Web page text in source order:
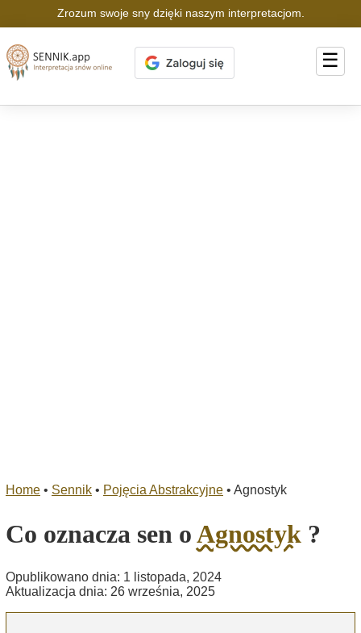
Zrozum swoje sny dzięki naszym interpretacjom.
☰
Home • Sennik • Pojęcia Abstrakcyjne • Agnostyk
Co oznacza sen oAgnostyk ?
Opublikowano dnia: 1 listopada, 2024
Aktualizacja dnia: 26 września, 2025